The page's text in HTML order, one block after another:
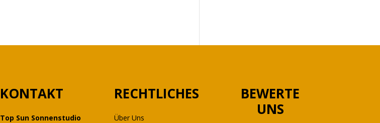
KONTAKT
Top Sun Sonnenstudio
RECHTLICHES
Über Uns
BEWERTE
UNS